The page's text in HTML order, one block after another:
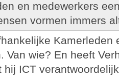
en medewerkers
vormen immers
Kamerleden
Van wie? En heeft
ICT